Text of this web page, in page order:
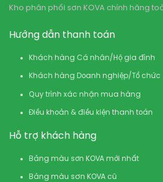
Kho phân phối sơn KOVA chính hãng
Hướng dẫn thanh toán
Khách hàng Cá nhân/Hộ gia đình
Khách hàng Doanh nghiệp/Tổ chức
Quy trình xác nhận mua hàng
Điều khoản & điều kiện thanh toán
Hỗ trợ khách hàng
Bảng màu sơn KOVA mới nhất
Bảng màu sơn KOVA cũ